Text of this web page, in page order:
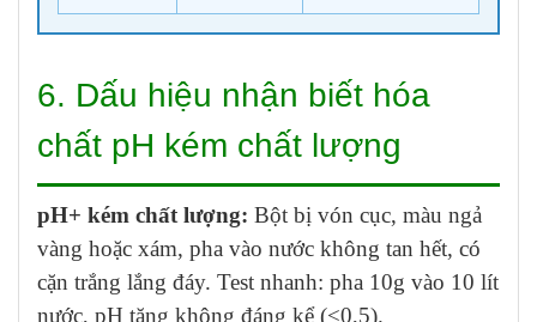
6. Dấu hiệu nhận biết hóa
chất pH kém chất lượng
pH+ kém chất lượng: Bột bị vón cục, màu ngả
vàng hoặc xám, pha vào nước không tan hết, có
cặn trắng lắng đáy. Test nhanh: pha 10g vào 10 lít
nước, pH tăng không đáng kể (<0,5).